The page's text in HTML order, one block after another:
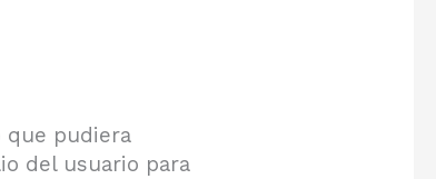
que pudiera
del usuario para